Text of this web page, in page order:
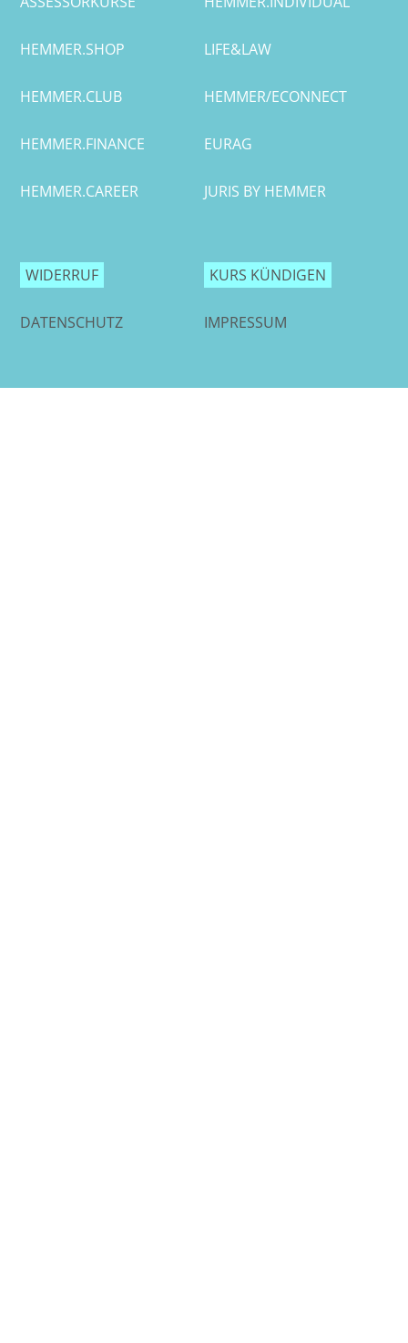
HEMMER.SHOP LIFE&LAW
HEMMER.CLUB HEMMER/ECONNECT
HEMMER.FINANCE EURAG
HEMMER.CAREER JURIS BY HEMMER
WIDERRUF KURS KÜNDIGEN
DATENSCHUTZ IMPRESSUM